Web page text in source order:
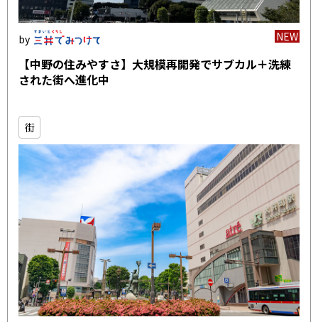
NEW
【中野の住みやすさ】大規模再開発でサブカル＋洗練
された街へ進化中
街